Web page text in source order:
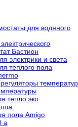
для водяного
Бастион
электрики и света
теплого пола
тепло эко
пола Amigo
а